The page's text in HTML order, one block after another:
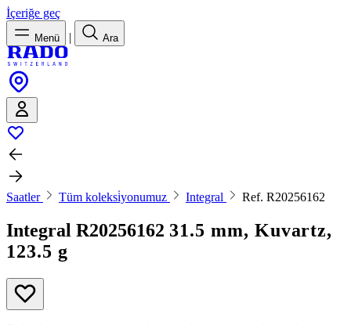
İçeriğe geç
Menü | Ara
Saatler Tüm koleksi̇yonumuz Integral Ref. R20256162
Integral R20256162 31.5 mm, Kuvartz,
123.5 g